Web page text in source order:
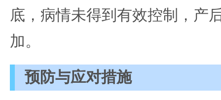
底，病情未得到有效控制，产
加。
预防与应对措施